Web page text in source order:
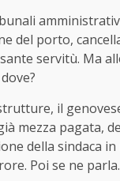
del porto,
servitù. Ma
il
mezza pagata,
della sindaca
Poi se ne parla.